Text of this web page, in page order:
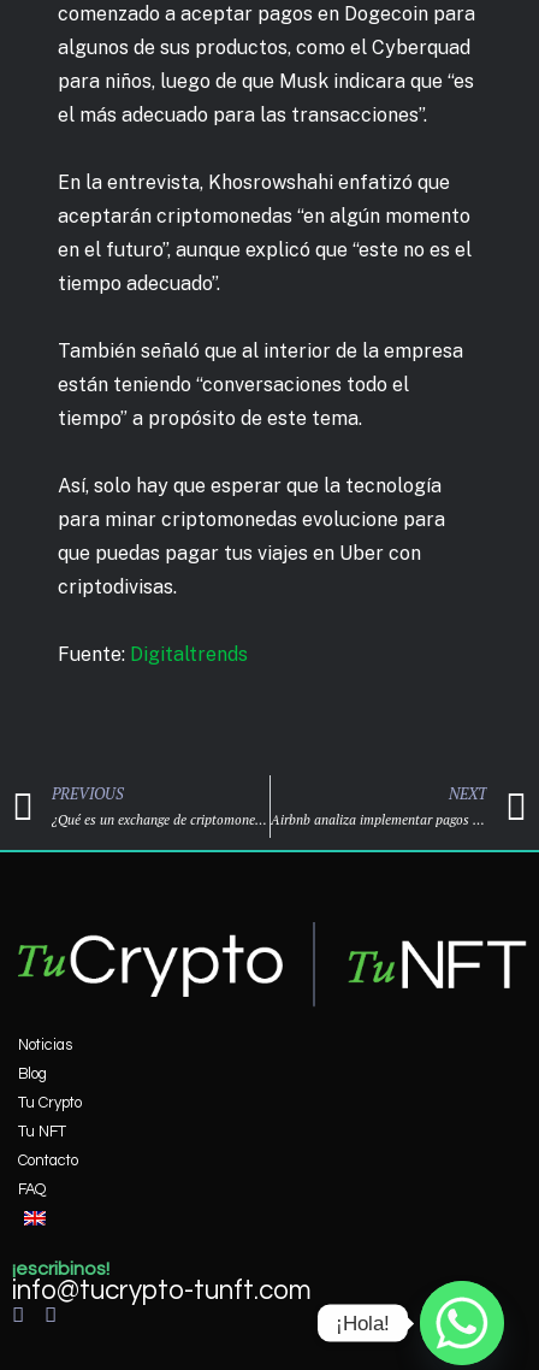
comenzado a aceptar pagos en Dogecoin para
algunos de sus productos, como el Cyberquad
para niños, luego de que Musk indicara que “es
el más adecuado para las transacciones”.
En la entrevista, Khosrowshahi enfatizó que
aceptarán criptomonedas “en algún momento
en el futuro”, aunque explicó que “este no es el
tiempo adecuado”.
También señaló que al interior de la empresa
están teniendo “conversaciones todo el
tiempo” a propósito de este tema.
Así, solo hay que esperar que la tecnología
para minar criptomonedas evolucione para
que puedas pagar tus viajes en Uber con
criptodivisas.
Fuente: Digitaltrends
PREVIOUS
¿Qué es un exchange de criptomonedas?
NEXT
Airbnb analiza implementar pagos con bitcoin y criptomonedas en 2022
Noticias
Blog
Tu Crypto
Tu NFT
Contacto
FAQ
¡escribinos!
info@tucrypto-tunft.com
¡Hola!